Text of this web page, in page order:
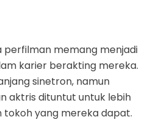
perfilman memang menjadi
karier berakting mereka.
sinetron, namun
aktris dituntut untuk lebih
yang mereka dapat.